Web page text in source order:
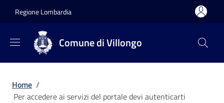
Regione Lombardia
Comune di Villongo
Briciole di pane
Home /
Per accedere ai servizi del portale devi autenticarti